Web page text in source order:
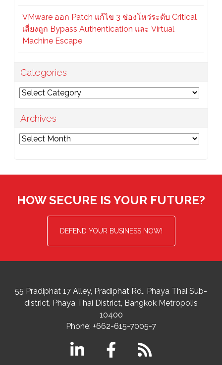
VMware ออก Patch แก้ไข 3 ช่องโหว่ระดับ Critical
เสี่ยงถูก Bypass Authentication และ Virtual
Machine Escape
Categories
Categories
Archives
Archives
HOW SECURE IS YOUR FUTURE?
DEFEND YOUR BUSINESS NOW!
55 Pradiphat 17 Alley, Pradiphat Rd., Phaya Thai Sub-
district Phaya Thai District, Bangkok Metropolis
10400
Phone: +662-615-7005-7